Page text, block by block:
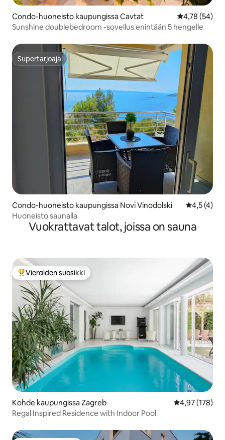
Condo-huoneisto kaupungissa Cavtat
4,78 (54)
Sunshine doublebedroom -sovellus enintään 5 hengelle
Supertarjoaja
Supertarjoaja
Condo-huoneisto kaupungissa Novi Vinodolski
4,5 (4)
Huoneisto saunalla
Vuokrattavat talot, joissa on sauna
Vieraiden suosikkien parhaimmistoa
Vieraiden suosikki
Kohde kaupungissa Zagreb
4,97 (178)
Regal Inspired Residence with Indoor Pool